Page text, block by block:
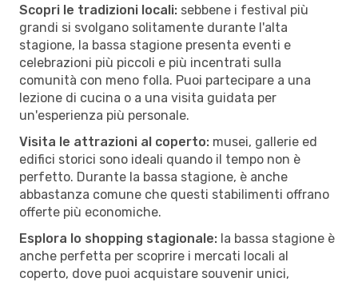
Scopri le tradizioni locali: sebbene i festival più
grandi si svolgano solitamente durante l'alta
stagione, la bassa stagione presenta eventi e
celebrazioni più piccoli e più incentrati sulla
comunità con meno folla. Puoi partecipare a una
lezione di cucina o a una visita guidata per
un'esperienza più personale.
Visita le attrazioni al coperto: musei, gallerie ed
edifici storici sono ideali quando il tempo non è
perfetto. Durante la bassa stagione, è anche
abbastanza comune che questi stabilimenti offrano
offerte più economiche.
Esplora lo shopping stagionale: la bassa stagione è
anche perfetta per scoprire i mercati locali al
coperto, dove puoi acquistare souvenir unici,